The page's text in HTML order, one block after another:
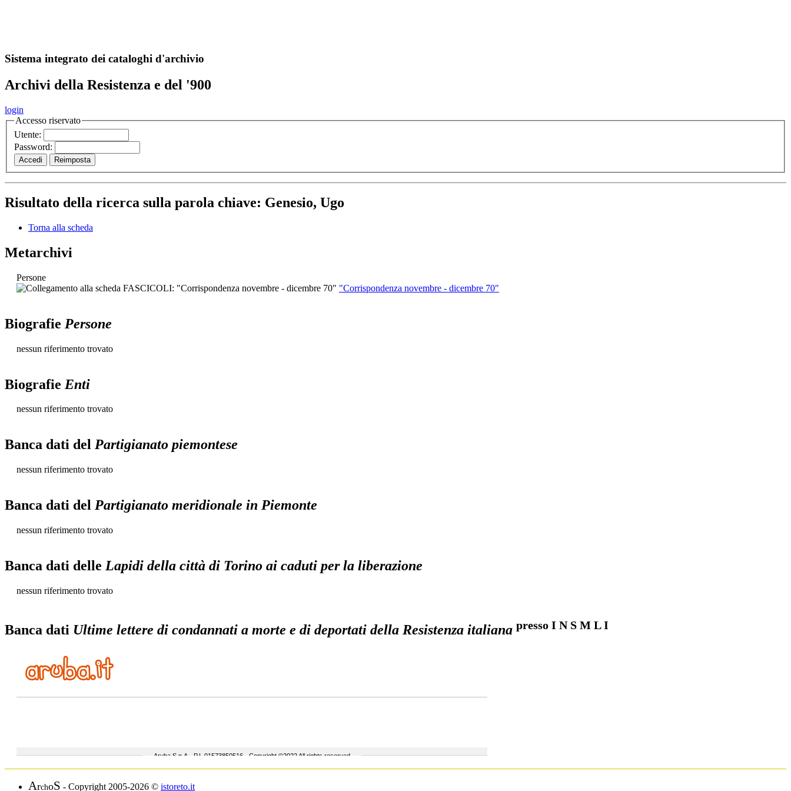
Sistema integrato dei cataloghi d'archivio
Archivi della Resistenza e del '900
login
Accesso riservato
Utente:
Password:
Risultato della ricerca sulla parola chiave: Genesio, Ugo
Torna alla scheda
Metarchivi
Persone
"Corrispondenza novembre - dicembre 70"
Biografie Persone
nessun riferimento trovato
Biografie Enti
nessun riferimento trovato
Banca dati del Partigianato piemontese
nessun riferimento trovato
Banca dati del Partigianato meridionale in Piemonte
nessun riferimento trovato
Banca dati delle Lapidi della città di Torino ai caduti per la liberazione
nessun riferimento trovato
Banca dati Ultime lettere di condannati a morte e di deportati della Resistenza italiana presso I N S M L I
ArchoS - Copyright 2005-2026 © istoreto.it